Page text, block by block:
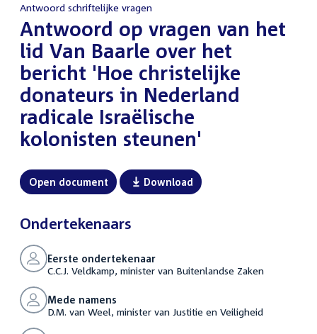
Antwoord schriftelijke vragen
Antwoord op vragen van het
lid Van Baarle over het
bericht 'Hoe christelijke
donateurs in Nederland
radicale Israëlische
kolonisten steunen'
Open document Download
Ondertekenaars
Eerste ondertekenaar
C.C.J. Veldkamp, minister van Buitenlandse Zaken
Mede namens
D.M. van Weel, minister van Justitie en Veiligheid